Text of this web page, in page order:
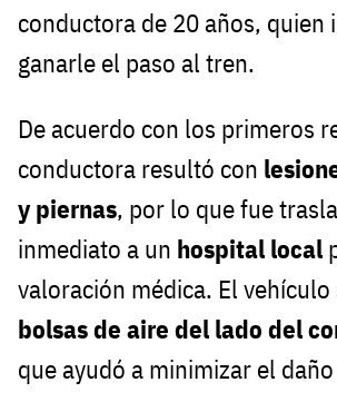
conductora de 20 años, quien
ganarle el paso al tren.
De acuerdo con los primeros
conductora resultó con
y piernas, por lo que fue
inmediato a un hospital local
valoración médica. El vehículo
bolsas de aire del lado del
que ayudó a minimizar el